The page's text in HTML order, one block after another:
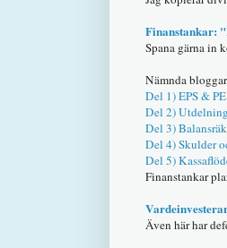
Finanstankar:
Spana gärna in
Nämnda
Del 1) EPS & PE
Del 2)
Del 3)
Del 4) Skulder
Del 5)
Finanstankar
Även här har